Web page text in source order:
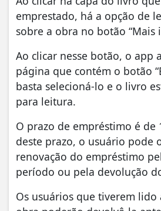
emprestado, há a opção de
sobre a obra no botão “Mais
Ao clicar nesse botão, o app
página que contém o botão
basta selecioná-lo e o livro
para leitura.
O prazo de empréstimo é de
deste prazo, o usuário pode
renovação do empréstimo
período ou pela devolução
Os usuários que tiverem lido